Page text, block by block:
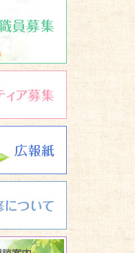
研修について
サービスに